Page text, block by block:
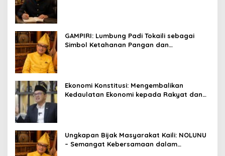
GAMPIRI: Lumbung Padi Tokaili sebagai
Simbol Ketahanan Pangan dan
Ekonomi Konstitusi: Mengembalikan
Kedaulatan Ekonomi kepada Rakyat dan
Ungkapan Bijak Masyarakat Kaili: NOLUNU
– Semangat Kebersamaan dalam